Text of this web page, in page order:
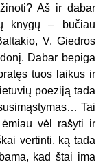
Aš ir dabar
knygų – būčiau
V. Giedros
Dabar bepiga
tuos laikus ir
poeziją tada
Tai
vėl rašyti ir
vertinti, ką tada
kad štai ima